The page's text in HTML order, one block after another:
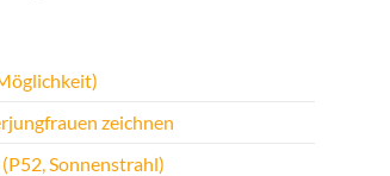
zeichnen
Sonnenstrahl)